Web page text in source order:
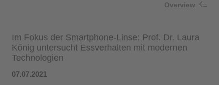
Overview
Im Fokus der Smartphone-Linse: Prof. Dr. Laura
König untersucht Essverhalten mit modernen
Technologien
07.07.2021